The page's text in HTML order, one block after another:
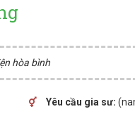
hòa bình
Yêu cầu gia sư: